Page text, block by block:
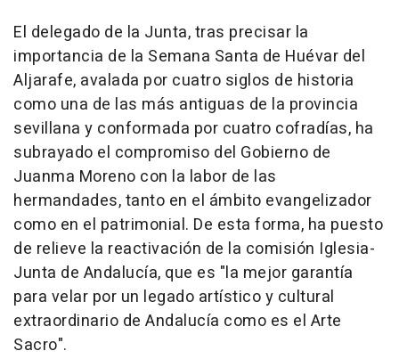
El delegado de la Junta, tras precisar la
importancia de la Semana Santa de Huévar del
Aljarafe, avalada por cuatro siglos de historia
como una de las más antiguas de la provincia
sevillana y conformada por cuatro cofradías, ha
subrayado el compromiso del Gobierno de
Juanma Moreno con la labor de las
hermandades, tanto en el ámbito evangelizador
como en el patrimonial. De esta forma, ha puesto
de relieve la reactivación de la comisión Iglesia-
Junta de Andalucía, que es "la mejor garantía
para velar por un legado artístico y cultural
extraordinario de Andalucía como es el Arte
Sacro".